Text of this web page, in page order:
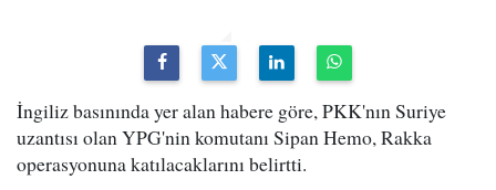
İngiliz basınında yer alan habere göre, PKK'nın Suriye
uzantısı olan YPG'nin komutanı Sipan Hemo, Rakka
operasyonuna katılacaklarını belirtti.